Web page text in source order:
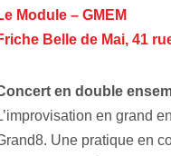
Module – GMEM
Belle de Mai, 41
en double
en grand
Une pratique en